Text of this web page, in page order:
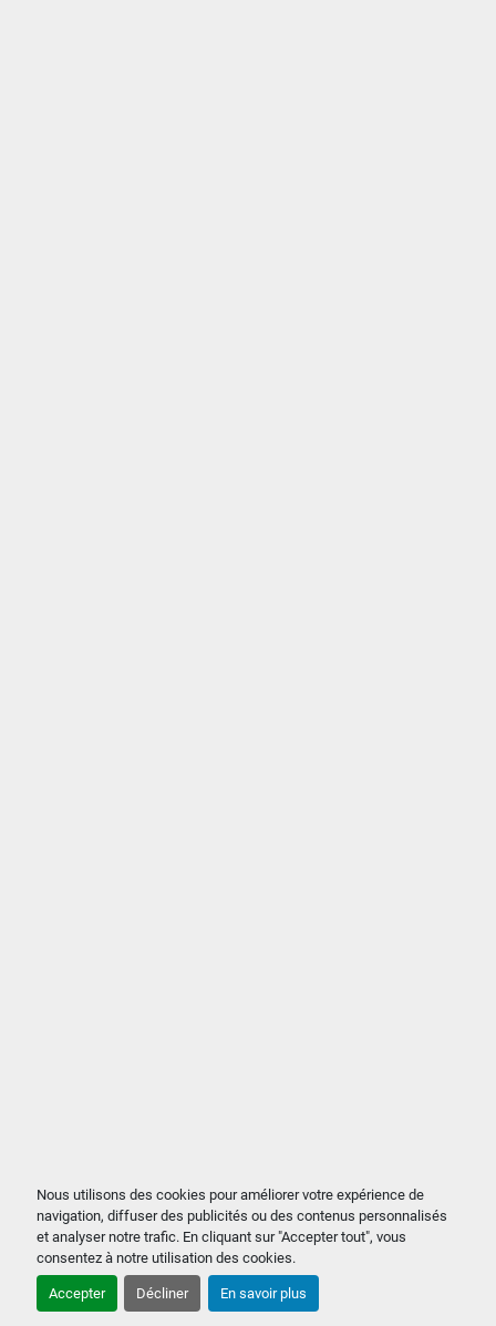
Nous utilisons des cookies pour améliorer votre expérience de
navigation, diffuser des publicités ou des contenus personnalisés
et analyser notre trafic. En cliquant sur "Accepter tout", vous
consentez à notre utilisation des cookies.
Accepter Décliner En savoir plus